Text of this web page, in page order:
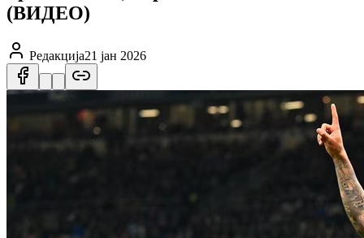
(ВИДЕО)
Редакција21 јан 2026